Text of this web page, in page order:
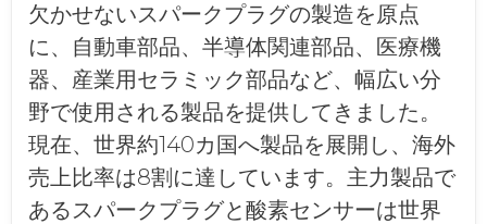
欠かせないスパークプラグの製造を原点
に、自動車部品、半導体関連部品、医療機
器、産業用セラミック部品など、幅広い分
野で使用される製品を提供してきました。
現在、世界約140カ国へ製品を展開し、海外
売上比率は8割に達しています。主力製品で
あるスパークプラグと酸素センサーは世界